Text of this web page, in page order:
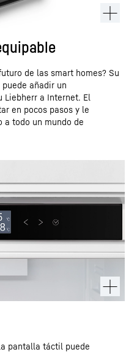
de las smart homes? Su
añadir un
Liebherr a Internet. El
en pocos pasos y le
a todo un mundo de
pantalla táctil puede